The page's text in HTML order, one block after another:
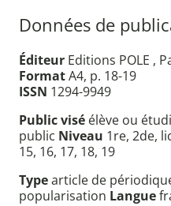
Données de
Éditeur Editions POLE ,
FormatA4, p. 18-19
ISSN 1294-9949
Public visé élève ou
public Niveau 1re, 2de,
15, 16, 17, 18, 19
Typearticle de
popularisation Langue